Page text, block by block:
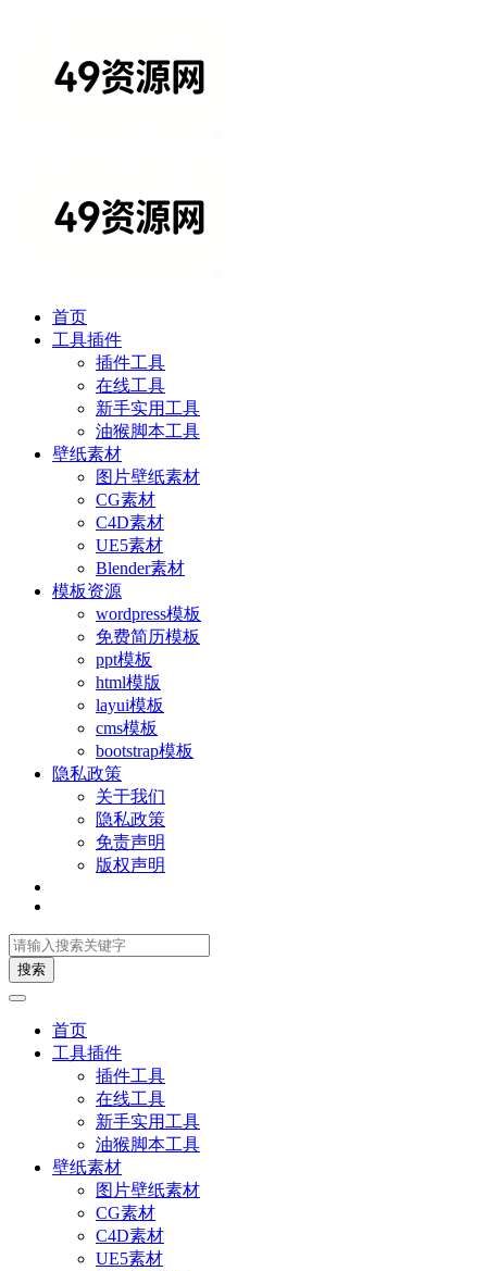
首页
工具插件
插件工具
在线工具
新手实用工具
油猴脚本工具
壁纸素材
图片壁纸素材
CG素材
C4D素材
UE5素材
Blender素材
模板资源
wordpress模板
免费简历模板
ppt模板
html模版
layui模板
cms模板
bootstrap模板
隐私政策
关于我们
隐私政策
免责声明
版权声明
搜索
首页
工具插件
插件工具
在线工具
新手实用工具
油猴脚本工具
壁纸素材
图片壁纸素材
CG素材
C4D素材
UE5素材